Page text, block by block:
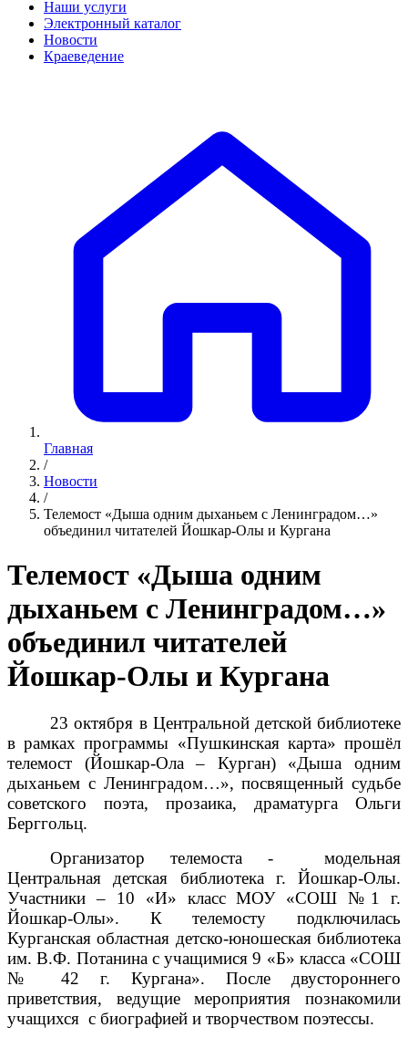
Наши услуги
Электронный каталог
Новости
Краеведение
Главная
/
Новости
/
Телемост «Дыша одним дыханьем с Ленинградом…»
объединил читателей Йошкар-Олы и Кургана
Телемост «Дыша одним
дыханьем с Ленинградом…»
объединил читателей
Йошкар-Олы и Кургана
23 октября в Центральной детской библиотеке
в рамках программы «Пушкинская карта» прошёл
телемост (Йошкар-Ола – Курган) «Дыша одним
дыханьем с Ленинградом…», посвященный судьбе
советского поэта, прозаика, драматурга Ольги
Берггольц.
Организатор телемоста - модельная
Центральная детская библиотека г. Йошкар-Олы.
Участники – 10 «И» класс МОУ «СОШ №1 г.
Йошкар-Олы». К телемосту подключилась
Курганская областная детско-юношеская библиотека
им. В.Ф. Потанина с учащимися 9 «Б» класса «СОШ
№ 42 г. Кургана». После двустороннего
приветствия, ведущие мероприятия познакомили
учащихся с биографией и творчеством поэтессы.